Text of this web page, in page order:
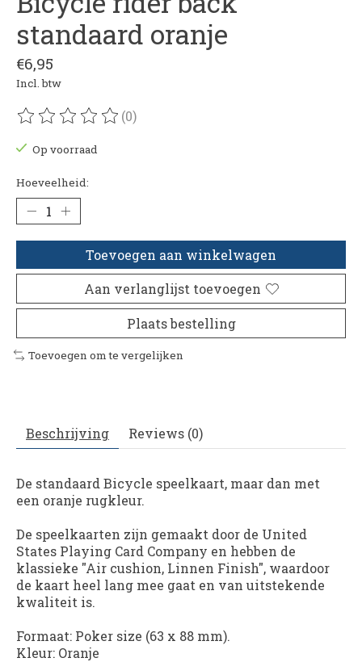
standaard oranje
€6,95
Incl. btw
De beoordeling van dit product is
(0)
Op voorraad
Hoeveelheid:
Toevoegen aan winkelwagen
Aan verlanglijst toevoegen
Plaats bestelling
Toevoegen om te vergelijken
Beschrijving Reviews (0)
De standaard Bicycle speelkaart, maar dan met
een oranje rugkleur.
De speelkaarten zijn gemaakt door de United
States Playing Card Company en hebben de
klassieke "Air cushion, Linnen Finish", waardoor
de kaart heel lang mee gaat en van uitstekende
kwaliteit is.
Formaat: Poker size (63 x 88 mm).
Kleur: Oranje